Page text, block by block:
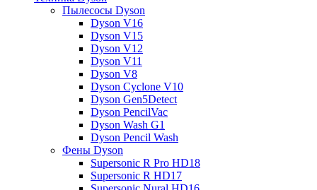
Пылесосы Dyson
Dyson V16
Dyson V15
Dyson V12
Dyson V11
Dyson V8
Dyson Cyclone V10
Dyson Gen5Detect
Dyson PencilVac
Dyson Wash G1
Dyson Pencil Wash
Фены Dyson
Supersonic R Pro HD18
Supersonic R HD17